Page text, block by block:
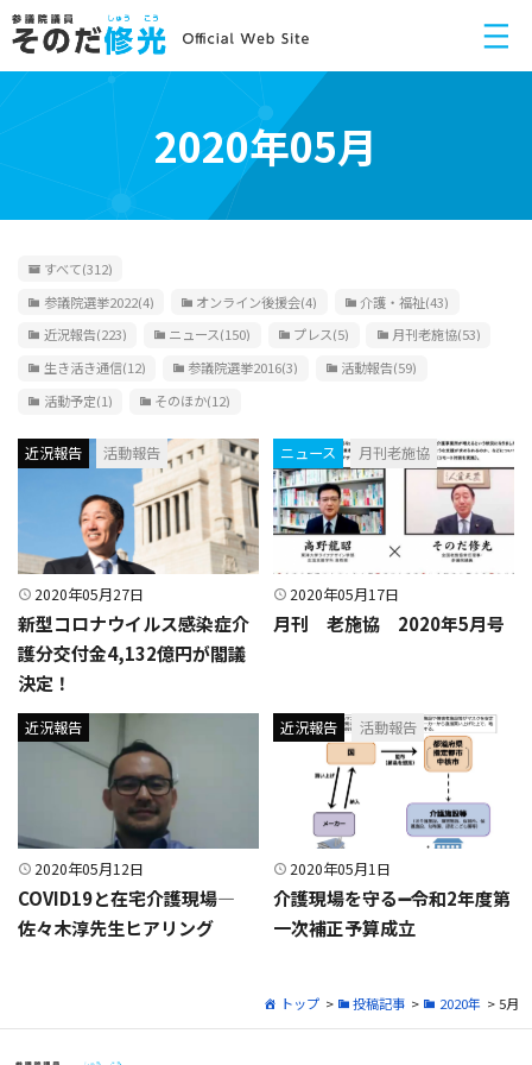
2020年05月
すべて(312)
参議院選挙2022(4) オンライン後援会(4) 介護・福祉(43)
近況報告(223) ニュース(150) プレス(5) 月刊老施協(53)
生き活き通信(12) 参議院選挙2016(3) 活動報告(59)
活動予定(1) そのほか(12)
2020年05月27日
新型コロナウイルス感染症介
護分交付金4,132億円が閣議
決定！
近況報告 活動報告
2020年05月17日
月刊 老施協 2020年5月号
ニュース 月刊老施協
2020年05月12日
COVID19と在宅介護現場―
佐々木淳先生ヒアリング
近況報告
2020年05月1日
介護現場を守る➖令和2年度第
一次補正予算成立
近況報告 活動報告
トップ > 投稿記事 > 2020年 > 5月